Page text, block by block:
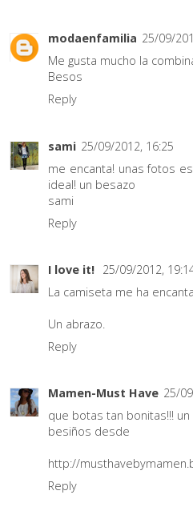
modaenfamilia 25/09/
Me gusta mucho la
Besos
Reply
sami 25/09/2012, 16:25
me encanta! unas fotos
ideal! un besazo
sami
Reply
I love it! 25/09/2012,
La camiseta me ha
Un abrazo.
Reply
Mamen-Must Have 25/
que botas tan bonitas!!!
besiños desde
http://
Reply